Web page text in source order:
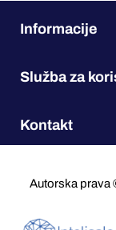
Informacije
Služba za
Kontakt
Autorska prava